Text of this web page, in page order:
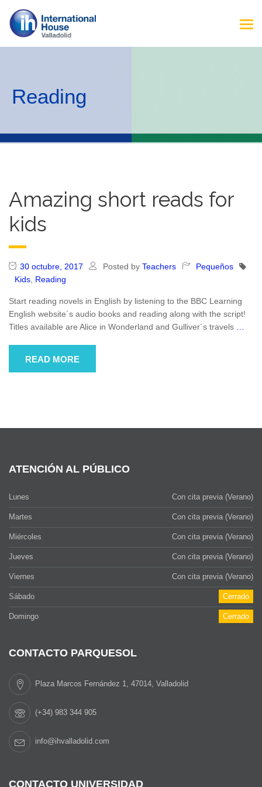
Reading
Amazing short reads for
kids
30 octubre, 2017 Posted by Teachers
Pequeños
Kids Reading
Start reading novels in English by listening to the BBC Learning
English website´s audio books and reading along with the script!
Titles available are Alice in Wonderland and Gulliver´s travels
READ MORE
ATENCIÓN AL PÚBLICO
Lunes Con cita previa (Verano)
Martes Con cita previa (Verano)
Miércoles Con cita previa (Verano)
Jueves Con cita previa (Verano)
Viernes Con cita previa (Verano)
Sábado Cerrado
Domingo Cerrado
CONTACTO PARQUESOL
Plaza Marcos Fernández 1, 47014, Valladolid
(+34) 983 344 905
info@ihvalladolid.com
CONTACTO UNIVERSIDAD